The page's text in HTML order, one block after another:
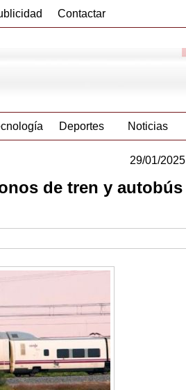
Contactar
Deportes Noticias
29/01/2025
de tren y autobús